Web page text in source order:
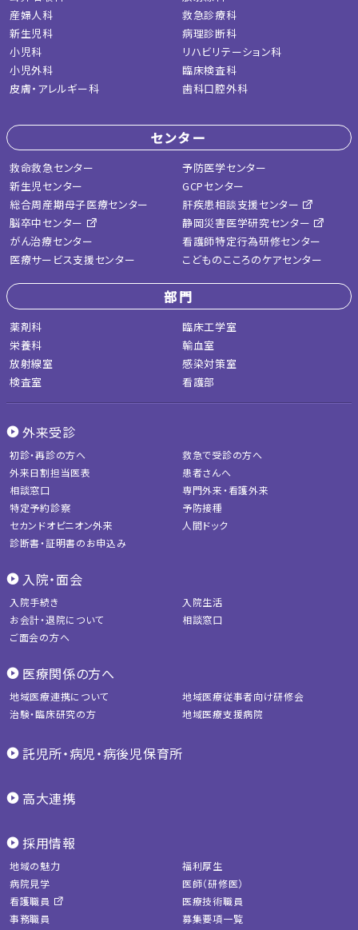
産婦人科
新生児科
小児科
小児外科
皮膚・アレルギー科
救急診療科
病理診断科
リハビリテーション科
臨床検査科
歯科口腔外科
センター
救命救急センター
新生児センター
総合周産期母子医療センター
脳卒中センター
がん治療センター
医療サービス支援センター
予防医学センター
GCPセンター
肝疾患相談支援センター
静岡災害医学研究センター
看護師特定行為研修センター
こどものこころのケアセンター
部門
薬剤科
栄養科
放射線室
検査室
臨床工学室
輸血室
感染対策室
看護部
外来受診
初診・再診の方へ
救急で受診の方へ
外来日割担当医表
患者さんへ
相談窓口
専門外来・看護外来
特定予約診察
予防接種
セカンドオピニオン外来
人間ドック
診断書・証明書のお申込み
入院・面会
入院手続き
入院生活
お会計・退院について
相談窓口
ご面会の方へ
医療関係の方へ
地域医療連携について
地域医療従事者向け研修会
治験・臨床研究の方
地域医療支援病院
託児所・病児・病後児保育所
高大連携
採用情報
地域の魅力
福利厚生
病院見学
医師（研修医）
看護職員
医療技術職員
事務職員
募集要項一覧